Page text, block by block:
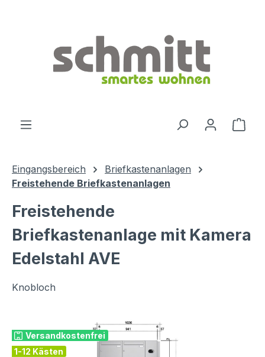
Eingangsbereich
Briefkastenanlagen
Freistehende Briefkastenanlagen
Freistehende
Briefkastenanlage mit Kamera
Edelstahl AVE
Knobloch
Versandkostenfrei
1-12 Kästen